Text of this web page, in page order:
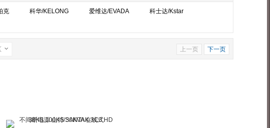
克 科华/KELONG 爱维达/EVADA
科士达/Kstar
上一页 下一页